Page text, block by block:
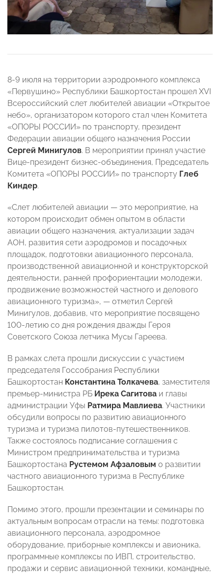
8-9 июля на территории аэродромного комплекса
«Первушино» Республики Башкортостан прошел XVI
Всероссийский слет любителей авиации «Открытое
небо», организатором которого стал член Комитета
«ОПОРЫ РОССИИ» по транспорту, президент
Федерации авиации общего назначения России
Сергей Минигулов. В мероприятии принял участие
Вице-президент бизнес-объединения, Председатель
Комитета «ОПОРЫ РОССИИ» по транспорту Глеб
Киндер.
«Слет любителей авиации — это мероприятие, на
котором происходит обмен опытом в области
авиации общего назначения, актуализации задач
АОН, развития сети аэродромов и посадочных
площадок, подготовки авиационного персонала,
производственной авиационной и конструкторской
деятельности, ранней профориентации молодежи,
продвижение возможностей частного и делового
авиационного туризма», — отметил Сергей
Минигулов, добавив, что мероприятие посвящено
100-летию со дня рождения дважды Героя
Советского Союза летчика Мусы Гареева.
В рамках слета прошли дискуссии с участием
председателя Госсобрания Республики
Башкортостан Константина Толкачева, заместителя
премьер-министра РБ Ирека Сагитова и главы
администрации Уфы Ратмира Мавлиева. Участники
обсудили вопросы по развитию авиационного
туризма и туризма пилотов-путешественников.
Также состоялось подписание соглашения с
Министром предпринимательства и туризма
Башкортостана Рустемом Афзаловым о развитии
частного авиационного туризма в Республике
Башкортостан.
Помимо этого, прошли презентации и семинары по
актуальным вопросам отрасли на темы: подготовка
авиационного персонала, аэродромное
оборудование, приборные комплексы и авионика,
программные комплексы по ИВП, строительство,
продажи и сервис авиационной техники, командные,